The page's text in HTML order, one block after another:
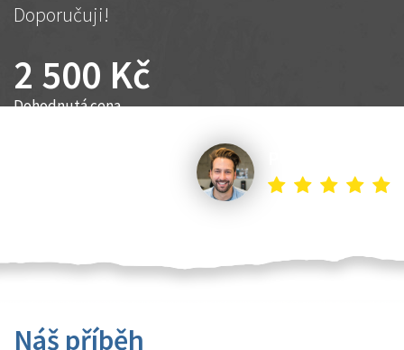
Doporučuji!
2 500 Kč
Dohodnutá cena
Náš příběh